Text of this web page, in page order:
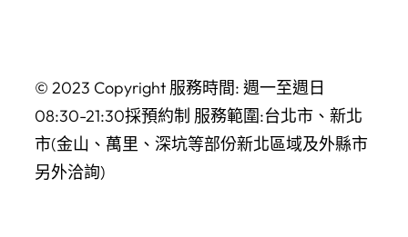
© 2023 Copyright 服務時間: 週一至週日
08:30-21:30採預約制 服務範圍:台北市、新北
市(金山、萬里、深坑等部份新北區域及外縣市
另外洽詢)